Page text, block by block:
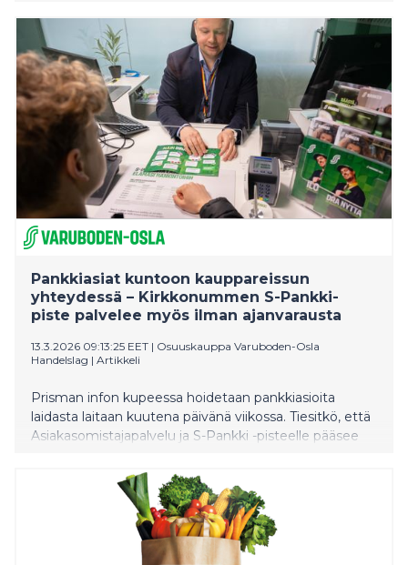
pesuratkaisusta: hankkeessa käytetään uutta
ammattikeittiöille kehitettyä huuhtelukirkastetta, joka
on suunniteltu paitsi muoviastioiden tahrattomaksi
puhdistamiseen myös kuivumisen nopeuttamiseen.
Pankkiasiat kuntoon kauppareissun
yhteydessä – Kirkkonummen S-Pankki-
piste palvelee myös ilman ajanvarausta
13.3.2026 09:13:25 EET | Osuuskauppa Varuboden-Osla
Handelslag | Artikkeli
Prisman infon kupeessa hoidetaan pankkiasioita
laidasta laitaan kuutena päivänä viikossa. Tiesitkö, että
Asiakasomistajapalvelu ja S-Pankki -pisteelle pääsee